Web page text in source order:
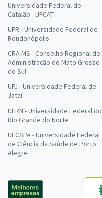
Universidade Federal de
Catalão - UFCAT
UFR - Universidade Federal de
Rondonópolis
CRA MS - Conselho Regional de
Administração do Mato Grosso
do Sul
UFJ - Universidade Federal de
Jataí
UFRN - Universidade Federal do
Rio Grande do Norte
UFCSPA - Universidade Federal
de Ciência da Saúde de Porto
Alegre